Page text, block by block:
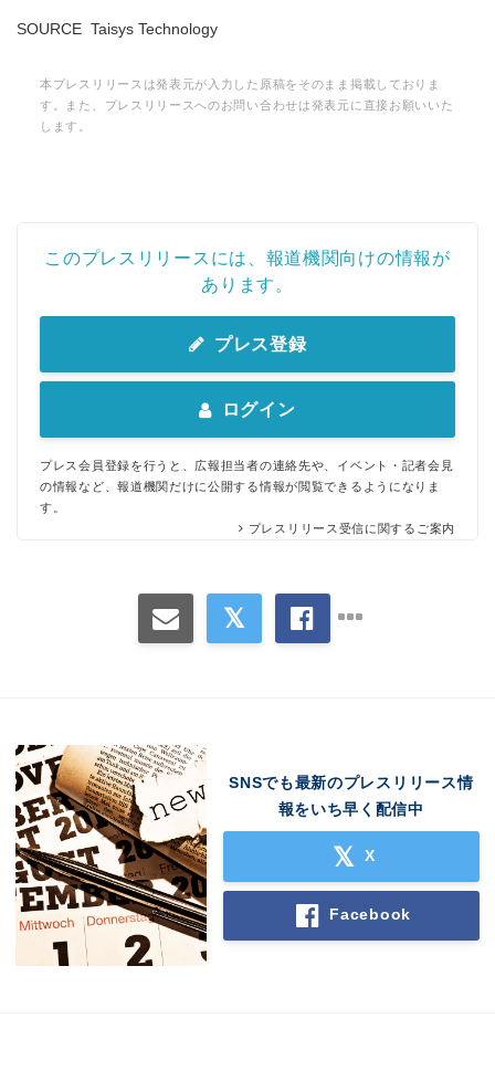
SOURCE Taisys Technology
本プレスリリースは発表元が入力した原稿をそのまま掲載しておりま
す。また、プレスリリースへのお問い合わせは発表元に直接お願いいた
します。
このプレスリリースには、報道機関向けの情報が
あります。
プレス登録
ログイン
プレス会員登録を行うと、広報担当者の連絡先や、イベント・記者会見
の情報など、報道機関だけに公開する情報が閲覧できるようになりま
す。
プレスリリース受信に関するご案内
SNSでも最新のプレスリリース情
報をいち早く配信中
X
Facebook
Japanese
English